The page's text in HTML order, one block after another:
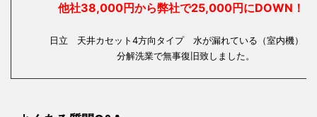
他社38,000円から弊社で25,000円にDOWN！
日立 天井カセット4方向タイプ 水が漏れている（室内
分解洗業で無事復旧致しました。